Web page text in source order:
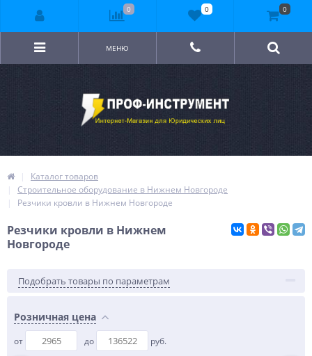
МЕНЮ
Каталог товаров
Строительное оборудование в Нижнем Новгороде
Резчики кровли в Нижнем Новгороде
Резчики кровли в Нижнем
Новгороде
Подобрать товары по параметрам
Розничная цена
от до руб.
0 0 0